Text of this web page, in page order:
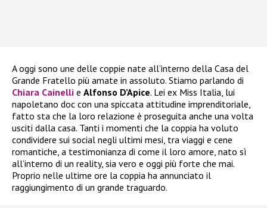
A oggi sono une delle coppie nate all’interno della Casa del
Grande Fratello più amate in assoluto. Stiamo parlando di
Chiara Cainelli e Alfonso D’Apice. Lei ex Miss Italia, lui
napoletano doc con una spiccata attitudine imprenditoriale,
fatto sta che la loro relazione è proseguita anche una volta
usciti dalla casa. Tanti i momenti che la coppia ha voluto
condividere sui social negli ultimi mesi, tra viaggi e cene
romantiche, a testimonianza di come il loro amore, nato sì
all’interno di un reality, sia vero e oggi più forte che mai.
Proprio nelle ultime ore la coppia ha annunciato il
raggiungimento di un grande traguardo.